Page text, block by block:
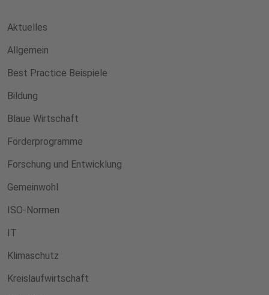
Aktuelles
Allgemein
Best Practice Beispiele
Bildung
Blaue Wirtschaft
Förderprogramme
Forschung und Entwicklung
Gemeinwohl
ISO-Normen
IT
Klimaschutz
Kreislaufwirtschaft